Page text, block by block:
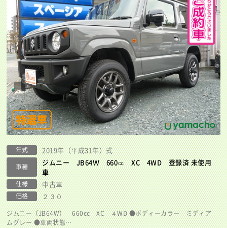
年式 2019年（平成31年）式
車種
ジムニー JB64Ｗ 660㏄ XC 4WD 登録済 未使用
車
仕様 中古車
価格 ２３０
ジムニー（JB64W） 660cc XC ４WD ●ボディーカラー ミディア
ムグレー ●車両状態…